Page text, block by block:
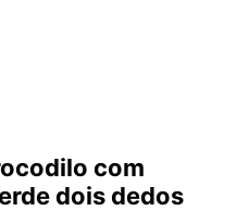
com
dois dedos